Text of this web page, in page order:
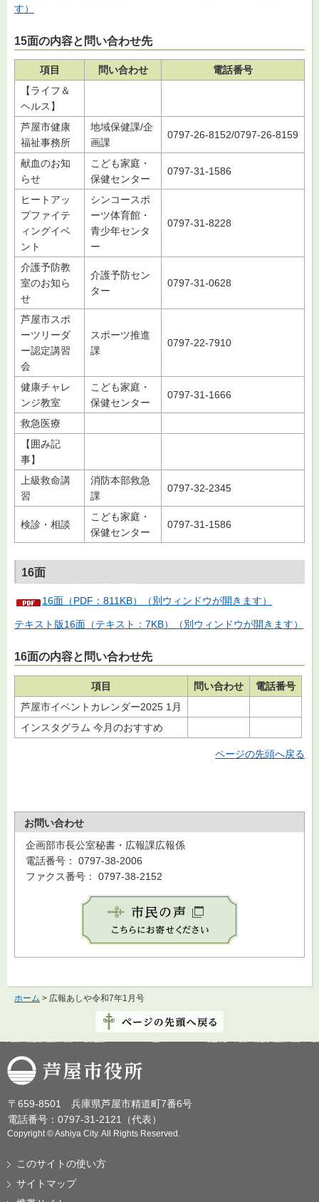
す）
15面の内容と問い合わせ先
項目 問い合わせ
電話番号
【ライフ＆
ヘルス】
芦屋市健康
福祉事務所
地域保健課/企
画課
0797-26-8152/0797-26-8159
献血のお知
らせ
こども家庭・
保健センター
0797-31-1586
ヒートアッ
プファイテ
ィングイベ
ント
シンコースポ
ーツ体育館・
青少年センタ
ー
0797-31-8228
介護予防教
室のお知ら
せ
介護予防セン
ター
0797-31-0628
芦屋市スポ
ーツリーダ
ー認定講習
会
スポーツ推進
課
0797-22-7910
健康チャレ
ンジ教室
こども家庭・
保健センター
0797-31-1666
救急医療
【囲み記
事】
上級救命講
習
消防本部救急
課
0797-32-2345
検診・相談
こども家庭・
保健センター
0797-31-1586
16面
16面（PDF：811KB）（別ウィンドウが開きます）
テキスト版16面（テキスト：7KB）（別ウィンドウが開きます）
16面の内容と問い合わせ先
項目 問い合わせ
電話番号
芦屋市イベントカレンダー2025 1月
インスタグラム 今月のおすすめ
ページの先頭へ戻る
お問い合わせ
企画部市長公室秘書・広報課広報係
電話番号： 0797-38-2006
ファクス番号： 0797-38-2152
ホーム > 広報あしや令和7年1月号
芦屋市役所
〒659-8501 兵庫県芦屋市精道町7番6号
電話番号：0797-31-2121（代表）
Copyright © Ashiya City. All Rights Reserved.
このサイトの使い方
サイトマップ